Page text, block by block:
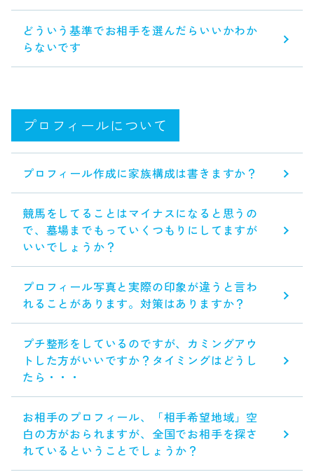
どういう基準でお相手を選んだらいいかわか
らないです
プロフィールについて
プロフィール作成に家族構成は書きますか？
競馬をしてることはマイナスになると思うの
で、墓場までもっていくつもりにしてますが
いいでしょうか？
プロフィール写真と実際の印象が違うと言わ
れることがあります。対策はありますか？
プチ整形をしているのですが、カミングアウ
トした方がいいですか？タイミングはどうし
たら・・・
お相手のプロフィール、「相手希望地域」空
白の方がおられますが、全国でお相手を探さ
れているということでしょうか？